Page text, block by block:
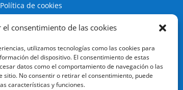
el consentimiento de las cookies
utilizamos tecnologías como las cookies para
del dispositivo. El consentimiento de estas
datos como el comportamiento de navegación o las
sitio. No consentir o retirar el consentimiento, puede
características y funciones.
Política de cookies
Política de Privacidad
Terminos y condiciones